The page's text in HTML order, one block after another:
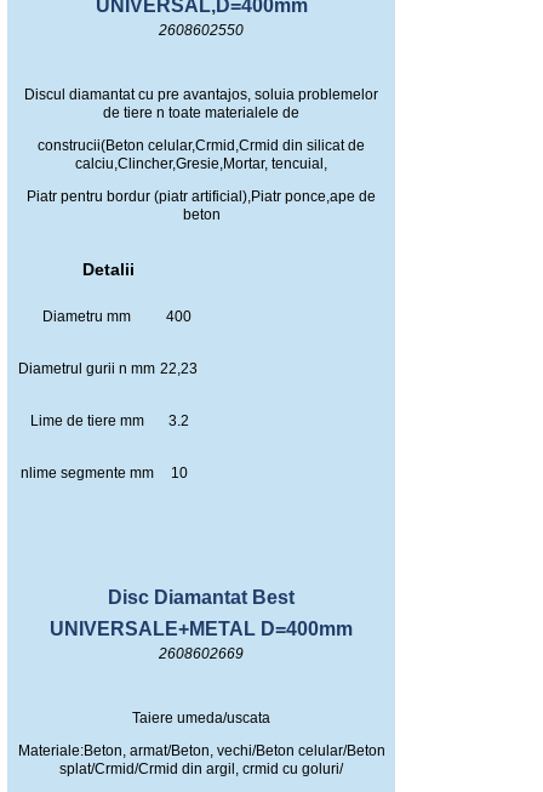
UNIVERSAL,D=400mm
2608602550
Discul diamantat cu pre avantajos, soluia problemelor
de tiere n toate materialele de
construcii(Beton celular,Crmid,Crmid din silicat de
calciu,Clincher,Gresie,Mortar, tencuial,
Piatr pentru bordur (piatr artificial),Piatr ponce,ape de
beton
Detalii
Diametru mm 400
Diametrul gurii n mm 22,23
Lime de tiere mm 3.2
nlime segmente mm 10
Disc Diamantat Best
UNIVERSALE+METAL D=400mm
2608602669
Taiere umeda/uscata
Materiale:Beton, armat/Beton, vechi/Beton celular/Beton
splat/Crmid/Crmid din argil, crmid cu goluri/